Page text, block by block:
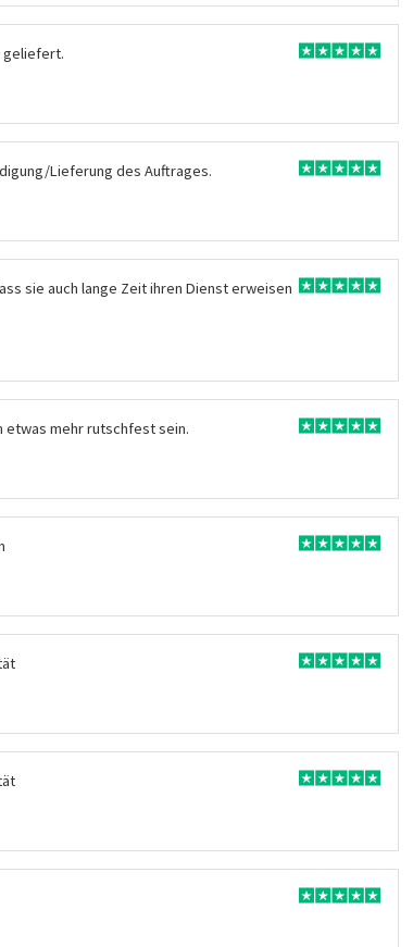
geliefert.
Lieferung des Auftrages.
sie auch lange Zeit ihren Dienst erweisen
etwas mehr rutschfest sein.